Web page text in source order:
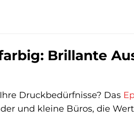
Brillante
Druckbedürfnisse? Das
und kleine Büros, die